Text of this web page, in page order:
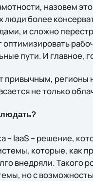
назовем это
люди более
и сложно
оптимизировать
пути. И главное,
привычным, регионы
не только
IaaS – решение,
которые, как
внедряли. Такого
но с